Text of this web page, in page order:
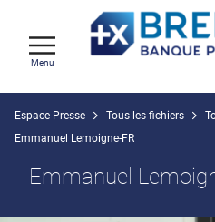
Menu
Espace Presse Tous les fichiers
Emmanuel Lemoigne-FR
Emmanuel